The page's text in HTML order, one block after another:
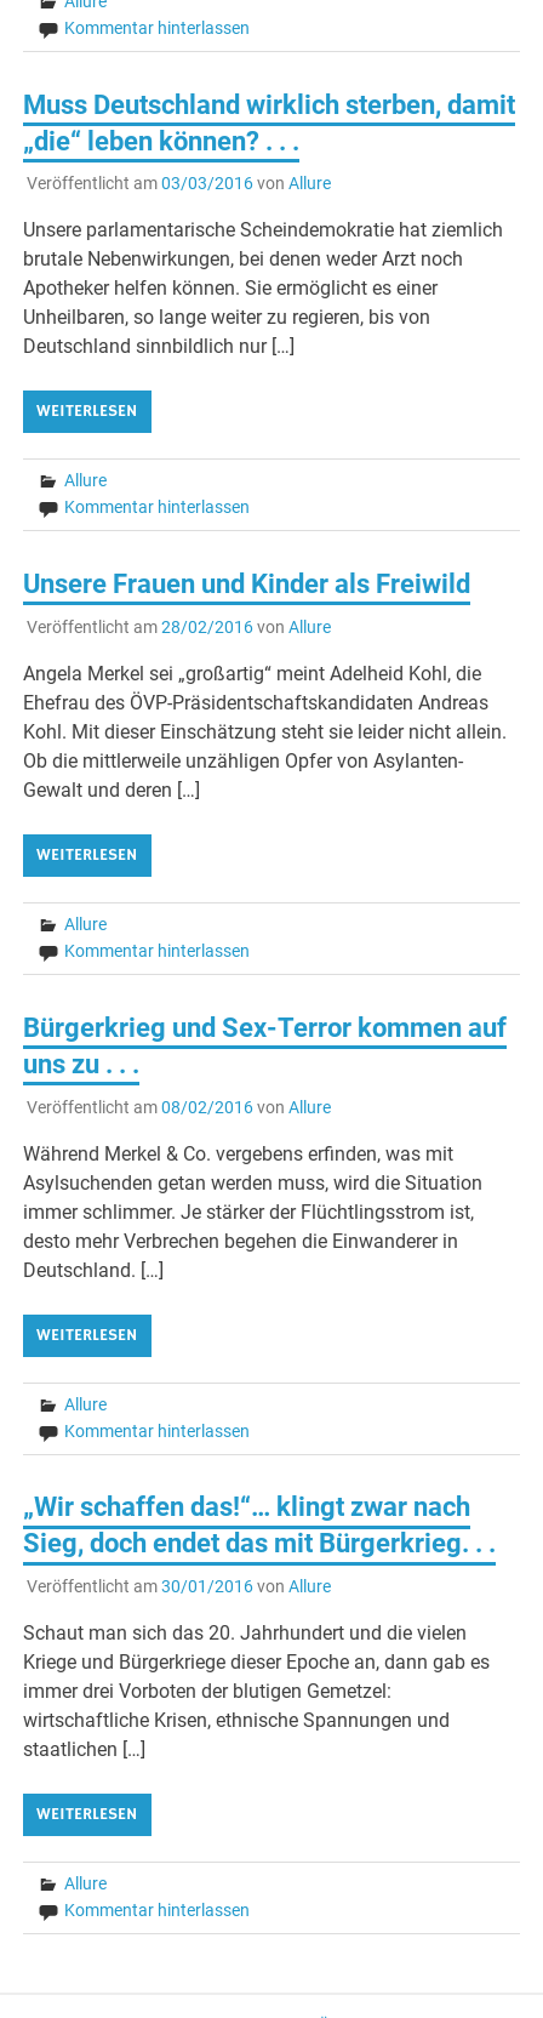
Kommentar hinterlassen
Muss Deutschland wirklich sterben, damit
„die“ leben können? . . .
Veröffentlicht am03/03/2016von Allure
Unsere parlamentarische Scheindemokratie hat ziemlich
brutale Nebenwirkungen, bei denen weder Arzt noch
Apotheker helfen können. Sie ermöglicht es einer
Unheilbaren, so lange weiter zu regieren, bis von
Deutschland sinnbildlich nur […]
WEITERLESEN
Allure
Kommentar hinterlassen
Unsere Frauen und Kinder als Freiwild
Veröffentlicht am28/02/2016von Allure
Angela Merkel sei „großartig“ meint Adelheid Kohl, die
Ehefrau des ÖVP-Präsidentschaftskandidaten Andreas
Kohl. Mit dieser Einschätzung steht sie leider nicht allein.
Ob die mittlerweile unzähligen Opfer von Asylanten-
Gewalt und deren […]
WEITERLESEN
Allure
Kommentar hinterlassen
Bürgerkrieg und Sex-Terror kommen auf
uns zu . . .
Veröffentlicht am08/02/2016von Allure
Während Merkel & Co. vergebens erfinden, was mit
Asylsuchenden getan werden muss, wird die Situation
immer schlimmer. Je stärker der Flüchtlingsstrom ist,
desto mehr Verbrechen begehen die Einwanderer in
Deutschland. […]
WEITERLESEN
Allure
Kommentar hinterlassen
„Wir schaffen das!“… klingt zwar nach
Sieg, doch endet das mit Bürgerkrieg. . .
Veröffentlicht am30/01/2016von Allure
Schaut man sich das 20. Jahrhundert und die vielen
Kriege und Bürgerkriege dieser Epoche an, dann gab es
immer drei Vorboten der blutigen Gemetzel:
wirtschaftliche Krisen, ethnische Spannungen und
staatlichen […]
WEITERLESEN
Allure
Kommentar hinterlassen